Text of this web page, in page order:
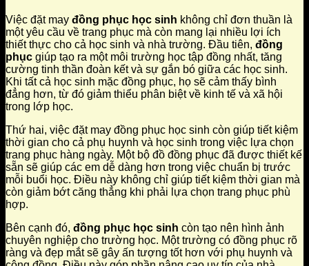
Việc đặt may đồng phục học sinh không chỉ đơn thuần là
một yêu cầu về trang phục mà còn mang lại nhiều lợi ích
thiết thực cho cả học sinh và nhà trường. Đầu tiên, đồng
phục giúp tạo ra một môi trường học tập đồng nhất, tăng
cường tinh thần đoàn kết và sự gắn bó giữa các học sinh.
Khi tất cả học sinh mặc đồng phục, họ sẽ cảm thấy bình
đẳng hơn, từ đó giảm thiểu phân biệt về kinh tế và xã hội
trong lớp học.
Thứ hai, việc đặt may đồng phục học sinh còn giúp tiết kiệm
thời gian cho cả phụ huynh và học sinh trong việc lựa chọn
trang phục hàng ngày. Một bộ đồ đồng phục đã được thiết kế
sẵn sẽ giúp các em dễ dàng hơn trong việc chuẩn bị trước
mỗi buổi học. Điều này không chỉ giúp tiết kiệm thời gian mà
còn giảm bớt căng thẳng khi phải lựa chọn trang phục phù
hợp.
Bên cạnh đó, đồng phục học sinh còn tạo nên hình ảnh
chuyên nghiệp cho trường học. Một trường có đồng phục rõ
ràng và đẹp mắt sẽ gây ấn tượng tốt hơn với phụ huynh và